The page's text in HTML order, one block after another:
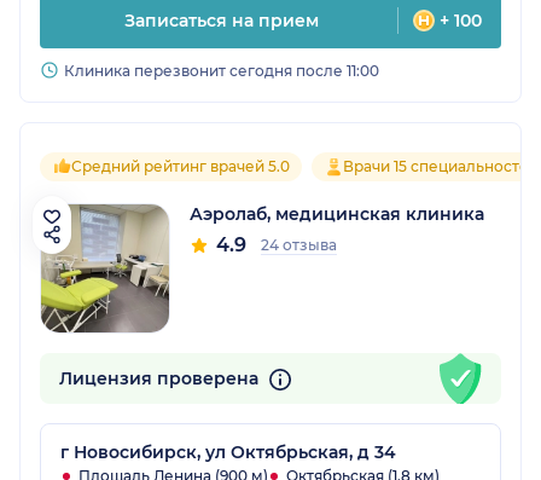
Записаться на прием + 100
Клиника перезвонит сегодня после 11:00
Средний рейтинг врачей 5.0 Врачи 15 специальностей
Аэролаб, медицинская клиника
4.9 24 отзыва
Лицензия проверена
г Новосибирск, ул Октябрьская, д 34
Площадь Ленина (900 м) Октябрьская (1.8 км)